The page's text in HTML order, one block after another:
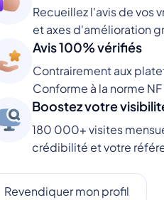
Recueillez l'avis de vos
et axes d'amélioration
Avis 100% vérifiés
Contrairement aux
Conforme à la norme
Boostez votre
180 000+ visites
crédibilité et votre
Revendiquer mon profil